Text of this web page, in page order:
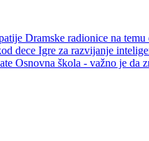
Dramske radionice na temu
Igre za razvijanje
Osnovna škola - važno je da